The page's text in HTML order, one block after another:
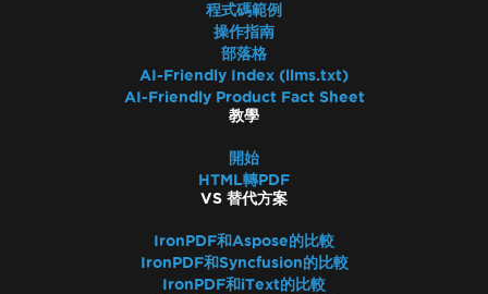
程式碼範例
操作指南
部落格
AI-Friendly Index (llms.txt)
AI-Friendly Product Fact Sheet
教學
開始
HTML轉PDF
VS 替代方案
IronPDF和Aspose的比較
IronPDF和Syncfusion的比較
IronPDF和iText的比較